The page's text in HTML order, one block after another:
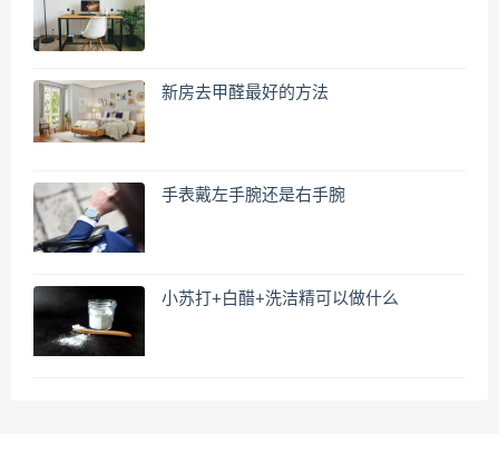
新房去甲醛最好的方法
手表戴左手腕还是右手腕
小苏打+白醋+洗洁精可以做什么